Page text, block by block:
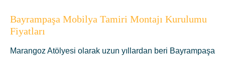
Bayrampaşa Mobilya Tamiri Montajı Kurulumu
Fiyatları
Marangoz Atölyesi olarak uzun yıllardan beri Bayrampaşa